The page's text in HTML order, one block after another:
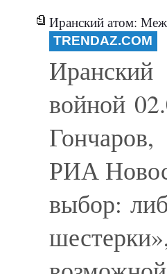
Иранский атом:
TRENDAZ.COM
войной
РИА
выбор: